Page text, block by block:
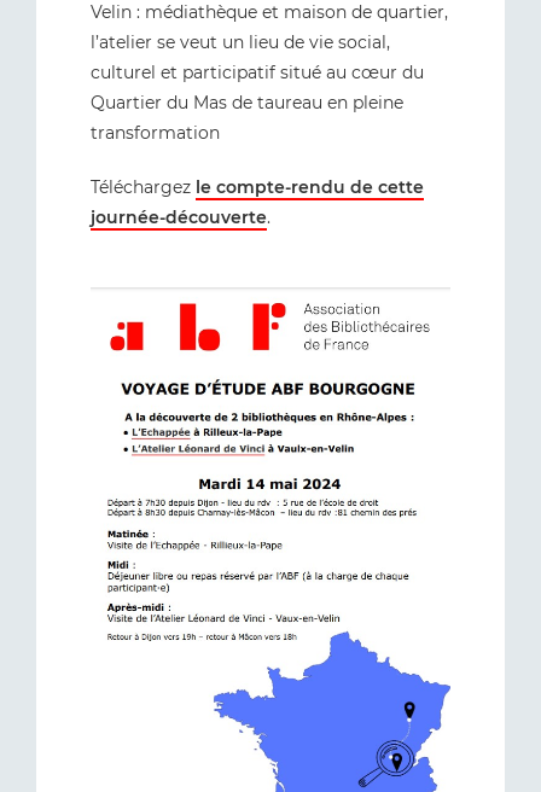
Velin : médiathèque et maison de quartier,
l’atelier se veut un lieu de vie social,
culturel et participatif situé au cœur du
Quartier du Mas de taureau en pleine
transformation
Téléchargez le compte-rendu de cette
journée-découverte.